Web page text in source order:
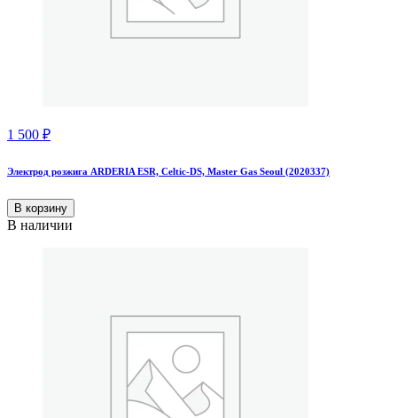
1 500 ₽
Электрод розжига ARDERIA ESR, Celtic-DS, Master Gas Seoul (2020337)
В корзину
В наличии